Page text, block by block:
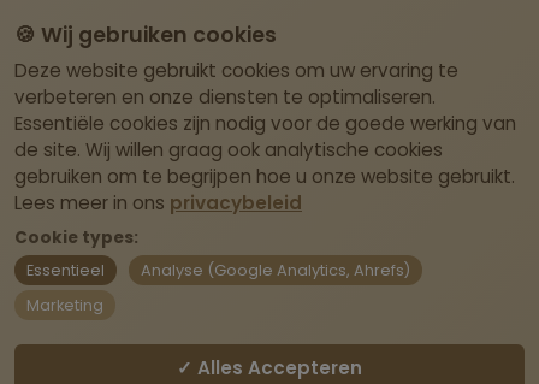
Dashboard
Contact Info
Itegemseweg 81, BE-2222 Wiekevorst (Heist-
op-den-Berg)
Geen fysieke winkel – afhalen enkel op
afspraak.
webshop@laviedivine.be
🍪 Wij gebruiken cookies
Deze website gebruikt cookies om uw ervaring te
verbeteren en onze diensten te optimaliseren.
Essentiële cookies zijn nodig voor de goede werking van
de site. Wij willen graag ook analytische cookies
gebruiken om te begrijpen hoe u onze website gebruikt.
Lees meer in ons privacybeleid
Cookie types:
Essentieel
Analyse (Google Analytics, Ahrefs)
Marketing
✓ Alles Accepteren